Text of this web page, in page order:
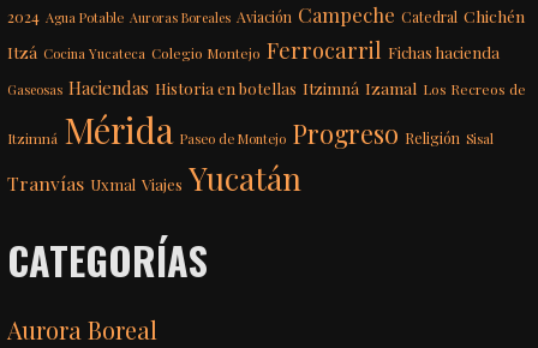
2024 Agua Potable Auroras Boreales Aviación Campeche Catedral Chichén
Itzá Cocina Yucateca Colegio Montejo Ferrocarril Fichas hacienda
Gaseosas Haciendas Historia en botellas Itzimná Izamal Los Recreos de
Itzimná Mérida Paseo de Montejo Progreso Religión Sisal
Tranvías Uxmal Viajes Yucatán
CATEGORÍAS
Aurora Boreal